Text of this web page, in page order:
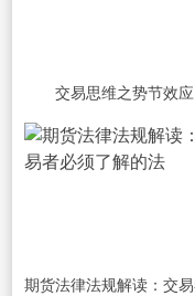
交易思维之势节效应